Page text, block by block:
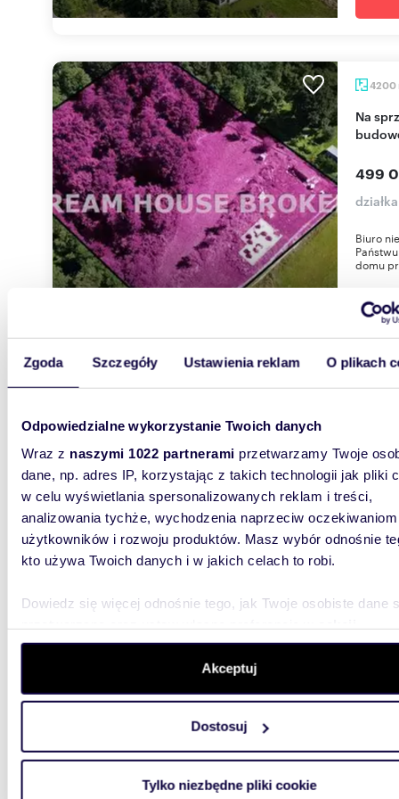
Zgoda Szczegóły Ustawienia reklam O plikach
Odpowiedzialne wykorzystanie Twoich danych
Wraz z naszymi 1022 partnerami przetwarzamy Twoje
dane, np. adres IP, korzystając z takich technologii jak pliki
w celu wyświetlania spersonalizowanych reklam i treści,
analizowania tychże, wychodzenia naprzeciw oczekiwaniom
użytkowników i rozwoju produktów. Masz wybór odnośnie
kto używa Twoich danych i w jakich celach to robi.
Dowiedz się więcej odnośnie tego, jak Twoje osobiste dane
szczegółów. W Deklaracji plików cookie możesz zmienić
wycofać swoją zgodę w dowolnej chwili.
aby oferować funkcje społecznościowe i analizować ruch w
witrynie. Informacje o tym, jak korzystasz z naszej witryny,
analitycznym. Partnerzy mogą połączyć te informacje z
Akceptuj
Dostosuj
Tylko niezbędne pliki cookie
4200
Na sprzedaż działka 42 arów z pozwoleniem na
499
Biuro
domu
799
Działka pod osiedle szeregówek 1,25 ha Rzeszów